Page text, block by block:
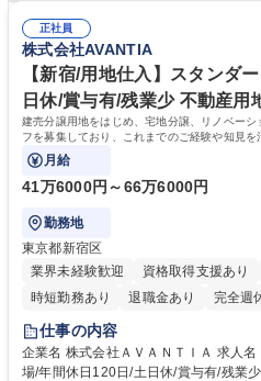
なっております。ワンチームでお互い
す。 学歴・資格 学歴：大学院 大学 高専 短大 専修学校 高校 語学力： 資
格：
正社員
株式会社AVANTIA
【新宿/用地仕入】スタンダ
日休/賞与有/残業少 不動産用
建売分譲用地をはじめ、宅地分譲、リノベー
フを募集しており、これまでのご経験や知見
す！
月給
41万6000円～66万6000円
勤務地
東京都新宿区
業界未経験歓迎
資格取得支援あり
時短勤務あり
退職金あり 完全週
仕事の内容
企業名 株式会社ＡＶＡＮＴＩＡ 求人名 【新宿/用地仕入】スタンダード上
場/年間休日120日/土日休/賞与有/残業少 仕事の内容 建売分譲用地をはじ